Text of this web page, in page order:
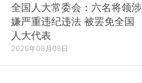
全国人大常委会：六名将领涉
嫌严重违纪违法 被罢免全国
人大代表
2026年08月08日